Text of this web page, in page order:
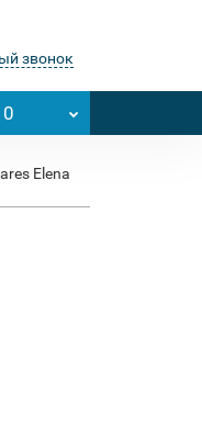
звонок
0
Elena